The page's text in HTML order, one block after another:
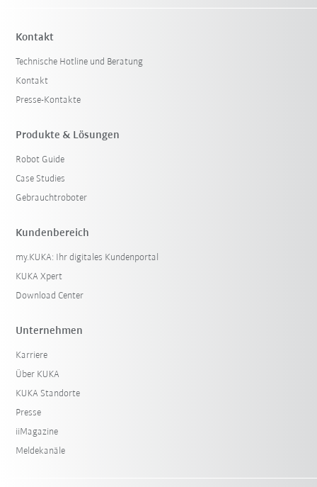
Kontakt
Technische Hotline und Beratung
Kontakt
Presse-Kontakte
Produkte & Lösungen
Robot Guide
Case Studies
Gebrauchtroboter
Kundenbereich
my.KUKA: Ihr digitales Kundenportal
KUKA Xpert
Download Center
Unternehmen
Karriere
Über KUKA
KUKA Standorte
Presse
iiMagazine
Meldekanäle